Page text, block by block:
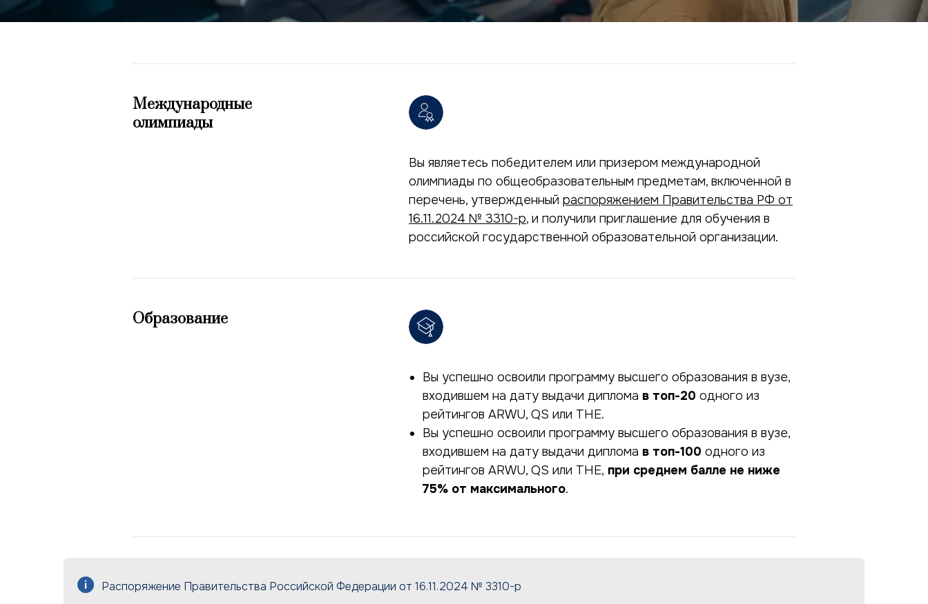
Международные
олимпиады
Вы являетесь победителем или призером международной
олимпиады по общеобразовательным предметам, включенной в
перечень, утвержденный распоряжением Правительства РФ от
16.11.2024 № 3310-р, и получили приглашение для обучения в
российской государственной образовательной организации.
Образование
Вы успешно освоили программу высшего образования в вузе,
входившем на дату выдачи диплома в топ-20 одного из
рейтингов ARWU, QS или THE.
Вы успешно освоили программу высшего образования в вузе,
входившем на дату выдачи диплома в топ-100 одного из
рейтингов ARWU, QS или THE, при среднем балле не ниже
75% от максимального.
Распоряжение Правительства Российской Федерации от 16.11.2024 № 3310-р